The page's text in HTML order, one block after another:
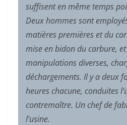
suffisent en même temps
Deux hommes sont
matières premières et du
mise en bidon du carbure,
manipulations diverses,
déchargements. Il y a deux
heures chacune, conduites
contremaître. Un chef de
l’usine.